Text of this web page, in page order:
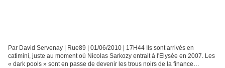
Par David Servenay | Rue89 | 01/06/2010 | 17H44 Ils sont arrivés en
catimini, juste au moment où Nicolas Sarkozy entrait à l'Elysée en 2007. Les
« dark pools » sont en passe de devenir les trous noirs de la finance